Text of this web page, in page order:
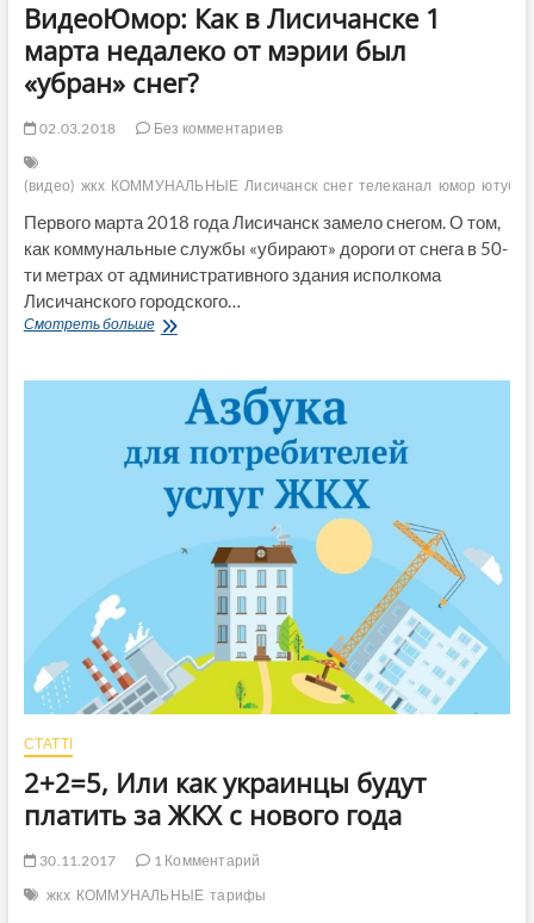
ВидеоЮмор: Как в Лисичанске 1
марта недалеко от мэрии был
«убран» снег?
02.03.2018 Без комментариев
(видео) жкх КОММУНАЛЬНЫЕ Лисичанск снег телеканал юмор ютуб
Первого марта 2018 года Лисичанск замело снегом. О том,
как коммунальные службы «убирают» дороги от снега в 50-
ти метрах от административного здания исполкома
Лисичанского городского…
Смотреть большеВидеоЮмор:
Лисичанске
марта
недалеко
мэрии
был
снег?
СТАТТІ
2+2=5, Или как украинцы будут
платить за ЖКХ с нового года
30.11.2017
1 Комментарий
жкх КОММУНАЛЬНЫЕ тарифы